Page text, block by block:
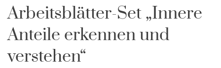
Arbeitsblätter-Set „Innere
Anteile erkennen und
verstehen“